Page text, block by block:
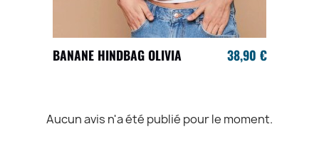
BANANE HINDBAG OLIVIA 38,90 €
Aucun avis n'a été publié pour le moment.